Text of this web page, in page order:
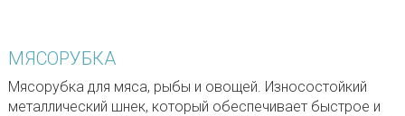
МЯСОРУБКА
Мясорубка для мяса, рыбы и овощей. Износостойкий
металлический шнек, который обеспечивает быстрое и